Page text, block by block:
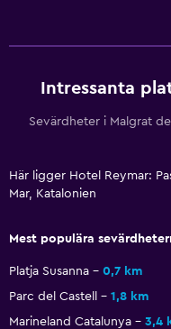
Försäljningsautomat
Havsutsikt
Ljudisolering
Bergsutsikt
Utsikt över poolen
Förvaring
Intressanta
Sevärdheter i Malgrat
Här ligger Hotel Reymar:
Mar, Katalonien
Mest populära
Platja Susanna 0,7 km
Parc del Castell
1,8 km
Marineland Catalunya
3,4